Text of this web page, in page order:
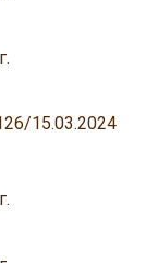
15.03.2024